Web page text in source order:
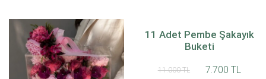
11 Adet Pembe Şakayık
Buketi
11.000 TL 7.700 TL